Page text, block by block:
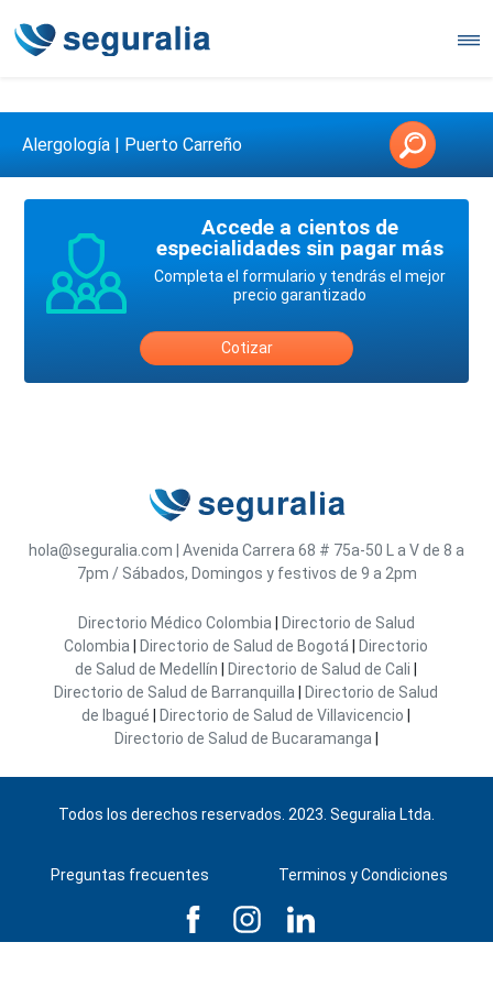
Contáctanos en 3147146006
Alergología | Puerto Carreño
Accede a cientos de
especialidades sin pagar más
Completa el formulario y tendrás el mejor
precio garantizado
Cotizar
hola@seguralia.com Avenida Carrera 68 # 75a-50
L a V de 8 a
7pm / Sábados, Domingos y festivos de 9 a 2pm
Directorio Médico Colombia
Directorio de Salud
Colombia
Directorio de Salud de Bogotá
Directorio
de Salud de Medellín
Directorio de Salud de Cali
Directorio de Salud de Barranquilla
Directorio de Salud
de Ibagué
Directorio de Salud de Villavicencio
Directorio de Salud de Bucaramanga
Todos los derechos reservados. 2023. Seguralia Ltda.
Preguntas frecuentes Terminos y Condiciones